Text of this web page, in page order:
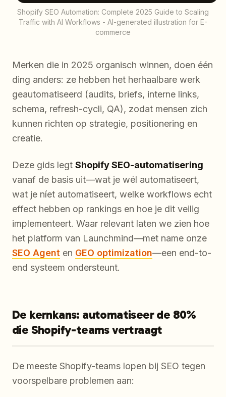
Shopify SEO Automation: Complete 2025 Guide to Scaling
Traffic with AI Workflows - AI-generated illustration for E-
commerce
Merken die in 2025 organisch winnen, doen één
ding anders: ze hebben het herhaalbare werk
geautomatiseerd (audits, briefs, interne links,
schema, refresh-cycli, QA), zodat mensen zich
kunnen richten op strategie, positionering en
creatie.
Deze gids legt Shopify SEO-automatisering
vanaf de basis uit—wat je wél automatiseert,
wat je níet automatiseert, welke workflows echt
effect hebben op rankings en hoe je dit veilig
implementeert. Waar relevant laten we zien hoe
het platform van Launchmind—met name onze
SEO Agent en GEO optimization—een end-to-
end systeem ondersteunt.
De kernkans: automatiseer de 80%
die Shopify-teams vertraagt
De meeste Shopify-teams lopen bij SEO tegen
voorspelbare problemen aan: